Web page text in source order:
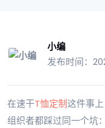
小编
发布时间：
在速干T恤定制这件事
组织者都踩过同一个坑